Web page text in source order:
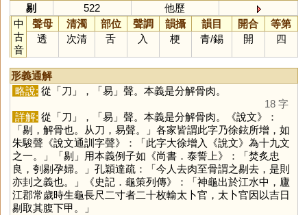
剔
522
他歷
中
古
音
聲母 清濁 部位 聲調 韻攝 韻目 開合
等第
透
次清 舌 入 梗 青/錫 開 四
形義通解
略說: 從「刀 」，「易 」聲。本義是分解骨肉。
18 字
詳解: 從「刀 」，「易 」聲。本義是分解骨肉。《說文》：
「剔，解骨也。从刀，易聲。」各家皆謂此字乃徐鉉所增，如
朱駿聲《說文通訓字聲》：「此字大徐增入《說文》為十九文
之一。」「剔 」用本義例子如《尚書．泰誓上》：「焚炙忠
良，刳剔孕婦。」孔穎達疏：「今人去肉至骨謂之剔去，是則
亦刲之義也。」《史記．龜策列傳》：「神龜出於江水中，廬
江郡常歲時生龜長尺二寸者二十枚輸太卜官，太卜官因以吉日
剔取其腹下甲。」